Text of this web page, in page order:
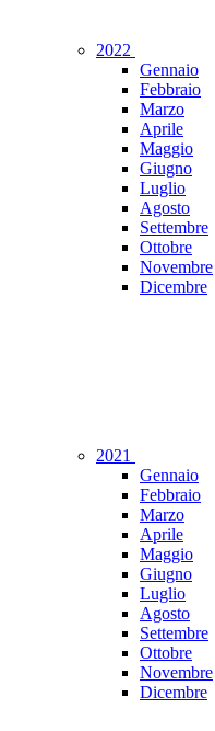
2022
Gennaio
Febbraio
Marzo
Aprile
Maggio
Giugno
Luglio
Agosto
Settembre
Ottobre
Novembre
Dicembre
2021
Gennaio
Febbraio
Marzo
Aprile
Maggio
Giugno
Luglio
Agosto
Settembre
Ottobre
Novembre
Dicembre